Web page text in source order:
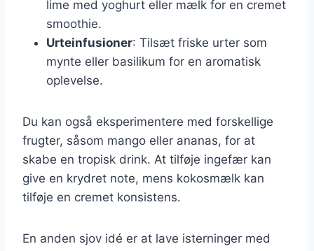
lime med yoghurt eller mælk for en cremet
smoothie.
Urteinfusioner: Tilsæt friske urter som
mynte eller basilikum for en aromatisk
oplevelse.
Du kan også eksperimentere med forskellige
frugter, såsom mango eller ananas, for at
skabe en tropisk drink. At tilføje ingefær kan
give en krydret note, mens kokosmælk kan
tilføje en cremet konsistens.
En anden sjov idé er at lave isterninger med